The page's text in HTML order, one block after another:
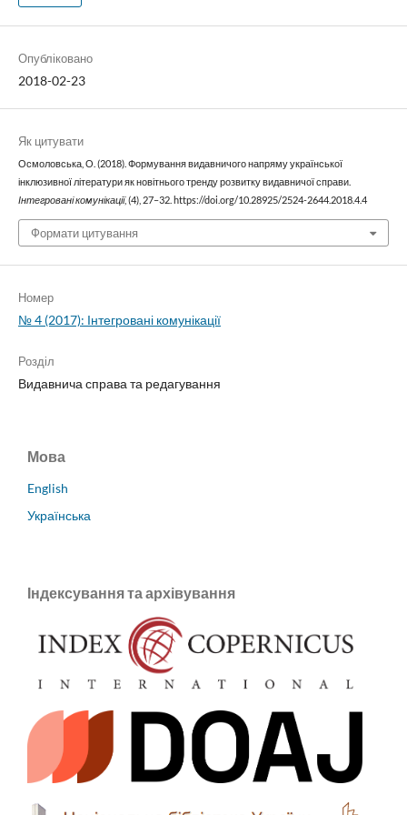
Опубліковано
2018-02-23
Як цитувати
Осмоловська, О. (2018). Формування видавничого напряму української
інклюзивної літератури як новітнього тренду розвитку видавничої справи.
Інтегровані комунікації, (4), 27–32. https://doi.org/10.28925/2524-2644.2018.4.4
Формати цитування
Номер
№ 4 (2017): Інтегровані комунікації
Розділ
Видавнича справа та редагування
Мова
English
Українська
Індексування та архівування